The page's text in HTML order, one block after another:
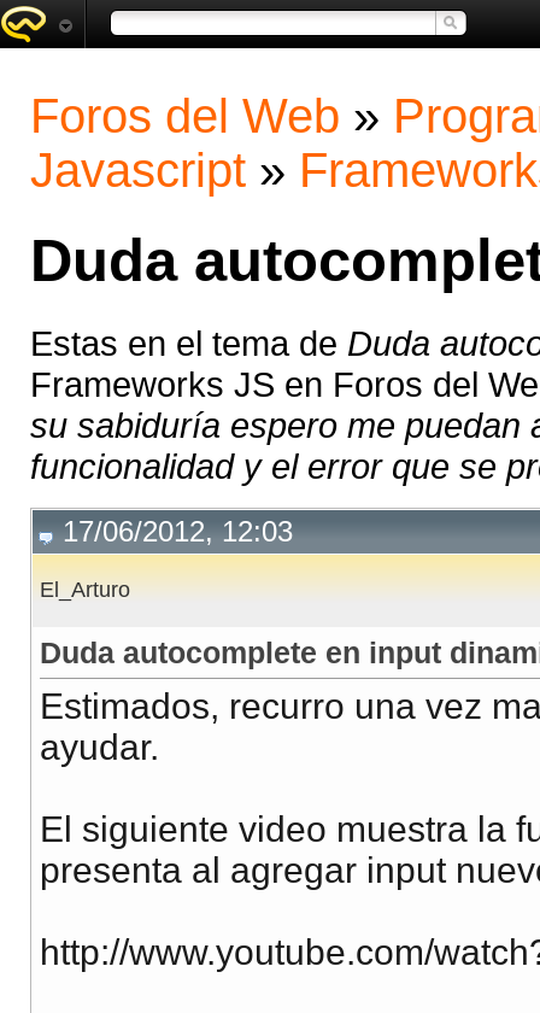
Foros del Web »
Javascript »
Duda
Estas en el tema de Duda
Frameworks JS en Foros del
su sabiduría espero me puedan
funcionalidad y el error que se
17/06/2012, 12:03
El_Arturo
Duda autocomplete en input
Estimados, recurro una vez
ayudar.
El siguiente video muestra la
presenta al agregar input
http://www.youtube.com/